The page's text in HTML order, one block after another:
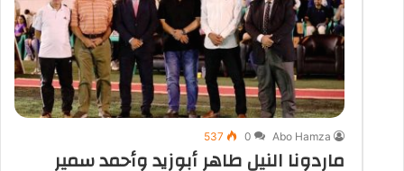
Abo Hamza
0
537
ماردونا النيل طاهر أبوزيد وأحمد سمير